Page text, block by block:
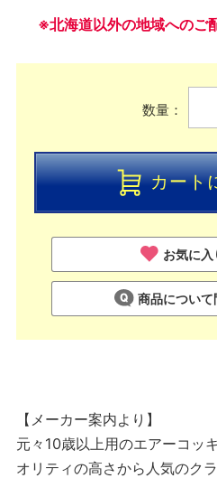
※北海道以外の地域へのご
数量：
カート
お気に
商品につい
【メーカー案内より】
元々10歳以上用のエアーコッ
オリティの高さから人気のク